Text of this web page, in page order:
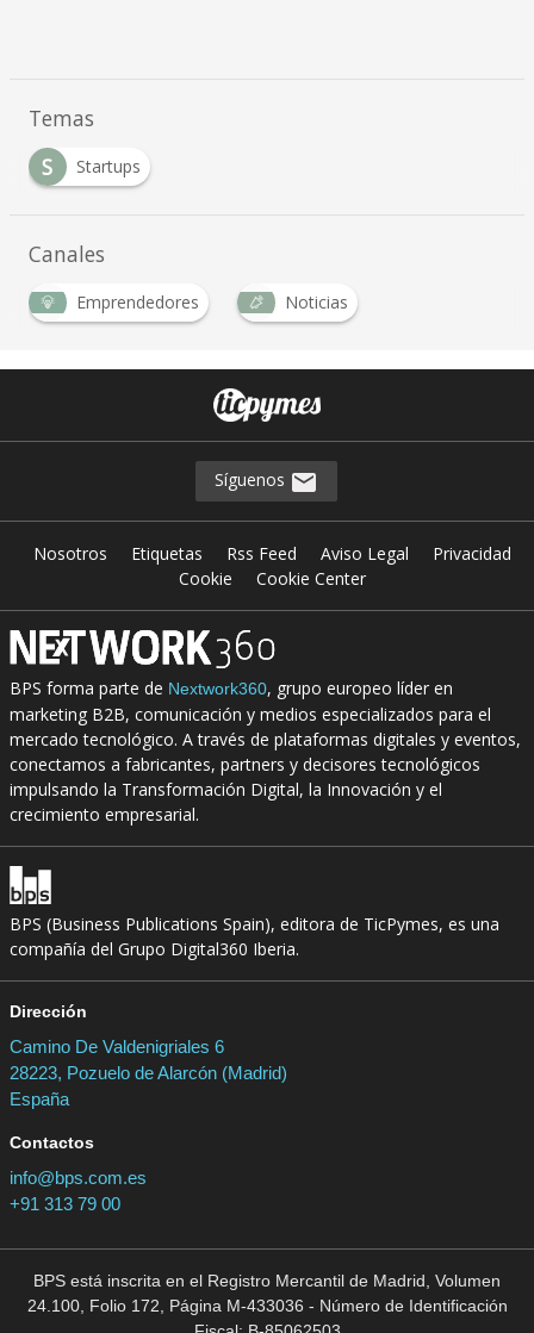
Temas
S
Startups
Canales
Emprendedores Noticias
Síguenos
Nosotros Etiquetas Rss Feed Aviso Legal
Privacidad
Cookie
Cookie Center
BPS forma parte de Nextwork360, grupo europeo líder en
marketing B2B, comunicación y medios especializados para el
mercado tecnológico. A través de plataformas digitales y eventos,
conectamos a fabricantes, partners y decisores tecnológicos
impulsando la Transformación Digital, la Innovación y el
crecimiento empresarial.
BPS (Business Publications Spain), editora de TicPymes, es una
compañía del Grupo Digital360 Iberia.
Dirección
Camino De Valdenigriales 6
28223, Pozuelo de Alarcón (Madrid)
España
Contactos
info@bps.com.es
+91 313 79 00
BPS está inscrita en el Registro Mercantil de Madrid, Volumen
24.100, Folio 172, Página M-433036 - Número de Identificación